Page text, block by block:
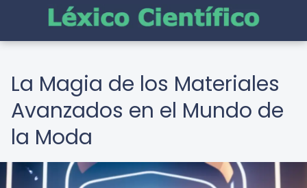
La Magia de los Materiales
Avanzados en el Mundo de
la Moda